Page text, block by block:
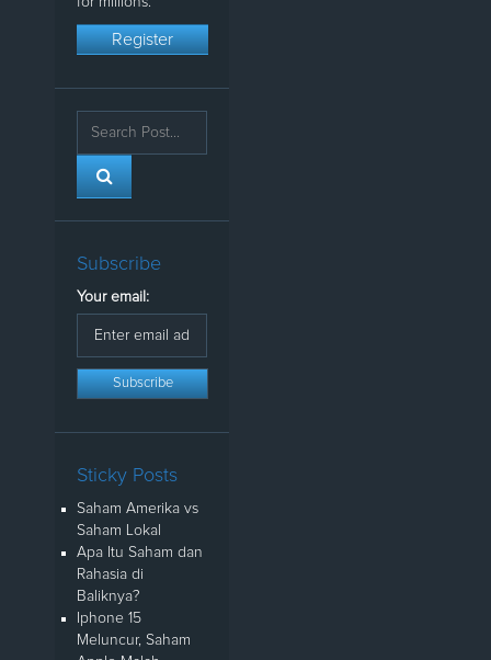
Register
Subscribe
Your email:
Sticky Posts
Saham Amerika vs
Saham Lokal
Apa Itu Saham dan
Rahasia di
Baliknya?
Iphone 15
Meluncur, Saham